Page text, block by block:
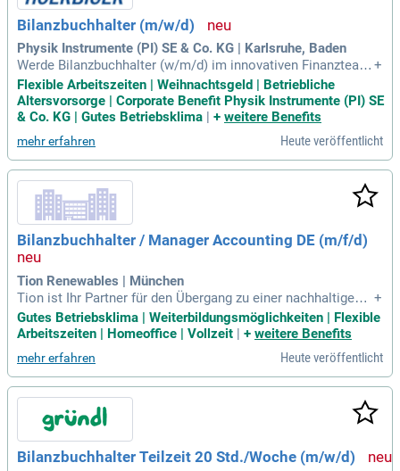
Gestalten Sie aktiv den Erfolg eines dynamischen Unterneh
mens mit und bringen Sie Ihre Expertise in die Immobilienbr
anche ein!
Bilanzbuchhalter (m/w/d)
Physik Instrumente (PI) SE & Co. KG | Karlsruhe, Baden
Werde Bilanzbuchhalter (w/m/d) im innovativen Finanzteam
von PI in Karlsruhe, einem führenden Anbieter in der Nanote
chnologie. Übernimm Verantwortung in der Hauptbuchhaltu
ng und sorge für transparente Finanzinformationen. Dein Fa
esse und die Digitalisierung voran. So leistest Du einen ents
cheidenden Beitrag zur nachhaltigen Zukunft von PI und HO
ERBIGER. Du führst eigenständig die Hauptbuchhaltung meh
rerer Gesellschaften und gewährleistest eine korrekte Rech
nungslegung. Bewirb Dich jetzt und gestalte die finanzielle Z
ukunft eines Weltmarktführers aktiv mit!
+
Flexible Arbeitszeiten | Weihnachtsgeld | Betriebliche
Altersvorsorge | Corporate Benefit Physik Instrumente (PI) SE
& Co. KG | Gutes Betriebsklima
+ weitere Benefits
mehr erfahren Heute veröffentlicht
Bilanzbuchhalter / Manager Accounting DE (m/f/d)
Tion Renewables | München
Tion ist Ihr Partner für den Übergang zu einer nachhaltigen E
nergiezukunft. Wir entwickeln und betreiben Erneuerbare-En
ergien-Anlagen in ganz Europa und suchen engagierte Talent
n von EQT investieren wir in zukunftsfähige Energieinfrastru
ktur. Mit über 800 MW an Solar- und Windprojekten setzen w
ir auf Wachstum und Innovation. Nachhaltigkeit ist keine bl
oße Marketingstrategie, sondern unser Kerngeschäft. Beglei
ten Sie uns auf dieser spannenden Reise und gestalten Sie g
emeinsam mit uns die Energiewende aktiv mit.
+
Gutes Betriebsklima | Weiterbildungsmöglichkeiten | Flexible
Arbeitszeiten | Homeoffice | Vollzeit | + weitere Benefits
mehr erfahren Heute veröffentlicht
Bilanzbuchhalter Teilzeit 20 Std./Woche (m/w/d)